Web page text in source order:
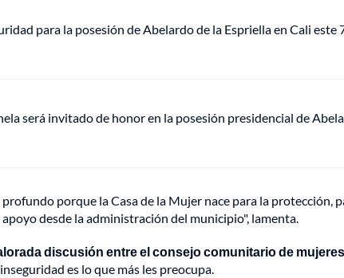
para la posesión de Abelardo de la Espriella en Cali este
será invitado de honor en la posesión presidencial de
porque la Casa de la Mujer nace para la protección,
desde la administración del municipio", lamenta.
discusión entre el consejo comunitario de
es lo que más les preocupa.